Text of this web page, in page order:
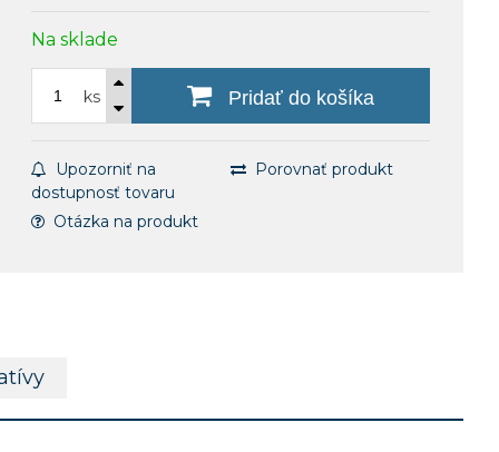
Na sklade
ks Pridať do košíka
Upozorniť na
dostupnosť tovaru
Porovnať produkt
Otázka na produkt